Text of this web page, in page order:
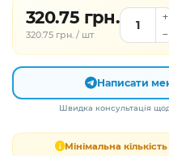
320.75 грн.
320.75 грн. / шт
Написати
Швидка консультація
Мінімальна